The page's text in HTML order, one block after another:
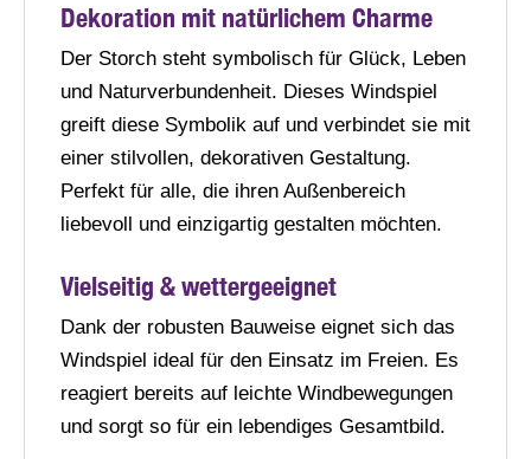
Dekoration mit natürlichem Charme
Der Storch steht symbolisch für Glück, Leben
und Naturverbundenheit. Dieses Windspiel
greift diese Symbolik auf und verbindet sie mit
einer stilvollen, dekorativen Gestaltung.
Perfekt für alle, die ihren Außenbereich
liebevoll und einzigartig gestalten möchten.
Vielseitig & wettergeeignet
Dank der robusten Bauweise eignet sich das
Windspiel ideal für den Einsatz im Freien. Es
reagiert bereits auf leichte Windbewegungen
und sorgt so für ein lebendiges Gesamtbild.